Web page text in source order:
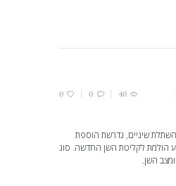
40
0
0
השתלת שיניים, נדרשת הוספת
הולמת לקליטת השן החדשה. סוג
השן.